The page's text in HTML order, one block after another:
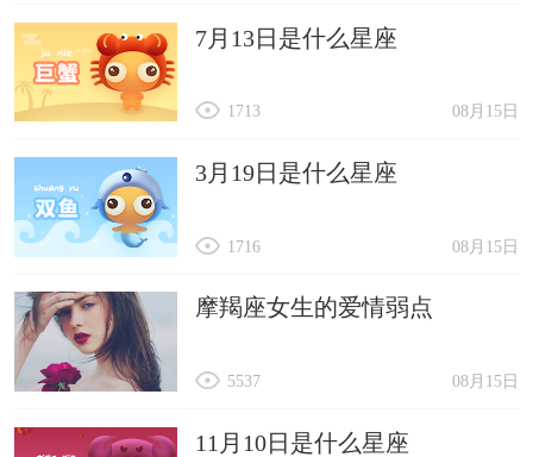
7月13日是什么星座
08月15日
1713
3月19日是什么星座
08月15日
1716
摩羯座女生的爱情弱点
08月15日
5537
11月10日是什么星座